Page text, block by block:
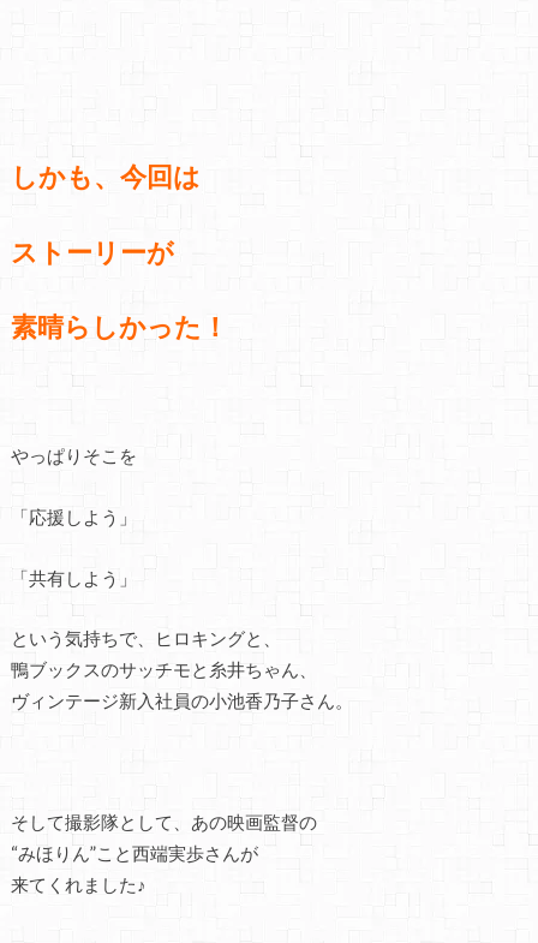
しかも、今回は
ストーリーが
素晴らしかった！
やっぱりそこを
「応援しよう」
「共有しよう」
という気持ちで、ヒロキングと、
鴨ブックスのサッチモと糸井ちゃん、
ヴィンテージ新入社員の小池香乃子さん。
そして撮影隊として、あの映画監督の
“みほりん”こと西端実歩さんが
来てくれました♪